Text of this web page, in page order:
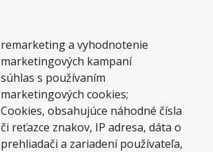
remarketing a vyhodnotenie
marketingových kampaní
súhlas s používaním
marketingových cookies;
Cookies, obsahujúce náhodné čísla
či reťazce znakov, IP adresa, dáta o
prehliadači a zariadení používateľa,